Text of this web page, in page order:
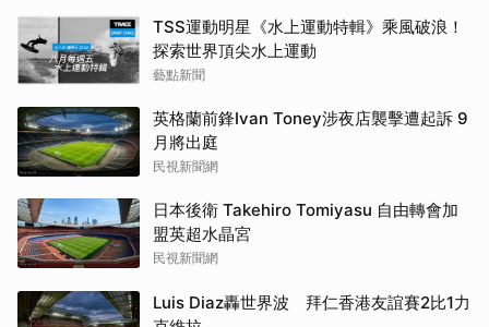
TSS運動明星《水上運動特輯》乘風破浪！
探索世界頂尖水上運動
藝點新聞
英格蘭前鋒Ivan Toney涉夜店襲擊遭起訴 9
月將出庭
民視新聞網
日本後衛 Takehiro Tomiyasu 自由轉會加
盟英超水晶宮
民視新聞網
Luis Diaz轟世界波 拜仁香港友誼賽2比1力